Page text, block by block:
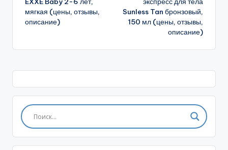
мягкая (цены, отзывы,
описание)
Sunless Tan бронзовый,
150 мл (цены, отзывы,
описание)